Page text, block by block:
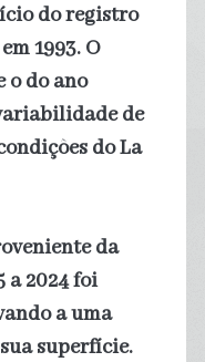
do registro
1993. O
o do ano
de
do La
da
a 2024 foi
a uma
superfície.